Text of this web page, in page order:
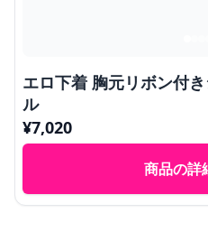
エロ下着 胸元リボン付
ル
¥7,020
商品の詳